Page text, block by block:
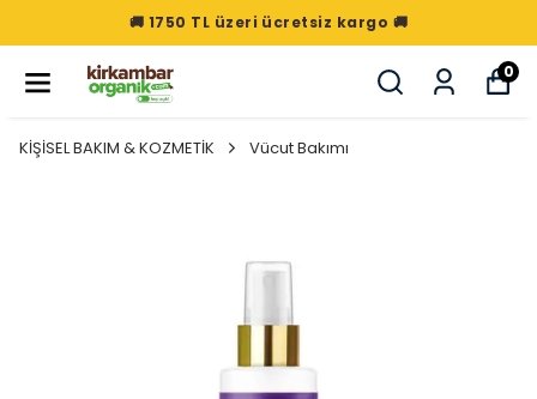
🚚 1750 TL üzeri ücretsiz kargo 🚚
0
KİŞİSEL BAKIM & KOZMETİK Vücut Bakımı